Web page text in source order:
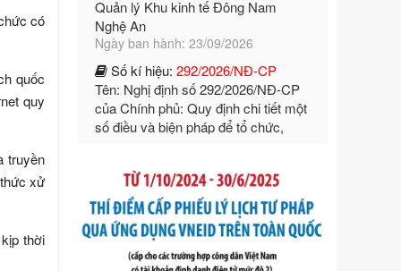
có
quốc
quy
truyền
xử
thời
Số kí hiệu:292/2026/NĐ-CP
Tên: Nghị định số 292/2026/NĐ-CP
của Chính phủ: Quy định chi tiết một
số điều và biện pháp để tổ chức,
hướng dẫn thi hành Luật Quản lý
ngoại thương
Ngày ban hành: 21/07/2026
Tên: Nghị định số 292/2026/NĐ-CP
của Chính phủ: Quy định chi tiết một
số điều và biện pháp để tổ chức,
hướng dẫn thi hành Luật Quản lý
ngoại thương
Ngày ban hành: 21/07/2026